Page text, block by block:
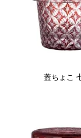
蓋ちょこ